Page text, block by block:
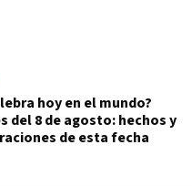
hoy en el mundo?
del 8 de agosto: hechos y
de esta fecha